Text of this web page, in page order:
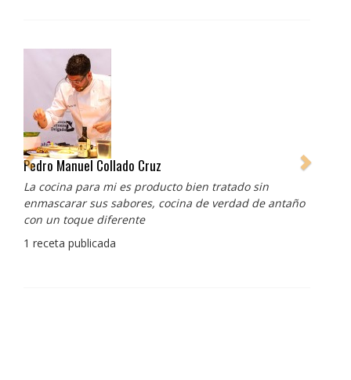
Pedro Manuel Collado Cruz
La cocina para mi es producto bien tratado sin
enmascarar sus sabores, cocina de verdad de antaño
con un toque diferente
1 receta publicada